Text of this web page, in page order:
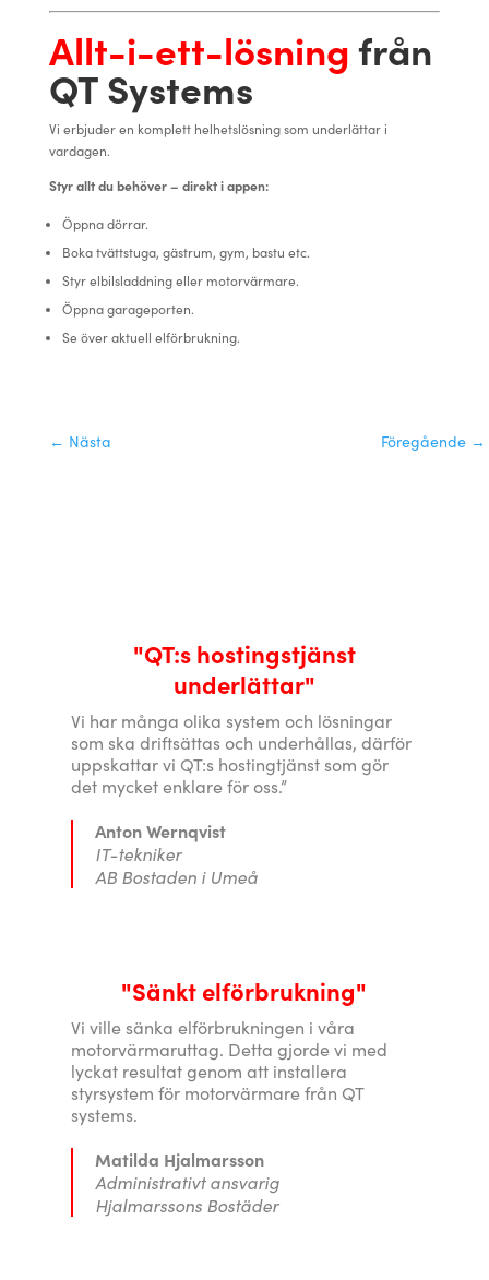
Allt-i-ett-lösningfrån
QT Systems
Vi erbjuder en komplett helhetslösning som underlättar i
vardagen.
Styr allt du behöver – direkt i appen:
Öppna dörrar.
Boka tvättstuga, gästrum, gym, bastu etc.
Styr elbilsladdning eller motorvärmare.
Öppna garageporten.
Se över aktuell elförbrukning.
← Nästa Föregående→
"QT:s hostingstjänst
underlättar"
Vi har många olika system och lösningar
som ska driftsättas och underhållas, därför
uppskattar vi QT:s hostingtjänst som gör
det mycket enklare för oss.”
Anton Wernqvist
IT-tekniker
AB Bostaden i Umeå
"Sänkt elförbrukning"
Vi ville sänka elförbrukningen i våra
motorvärmaruttag. Detta gjorde vi med
lyckat resultat genom att installera
styrsystem för motorvärmare från QT
systems.
Matilda Hjalmarsson
Administrativt ansvarig
Hjalmarssons Bostäder